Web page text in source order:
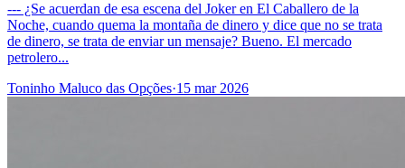
--- ¿Se acuerdan de esa escena del Joker en El Caballero de la
Noche, cuando quema la montaña de dinero y dice que no se trata
de dinero, se trata de enviar un mensaje? Bueno. El mercado
petrolero...
Toninho Maluco das Opções·15 mar 2026